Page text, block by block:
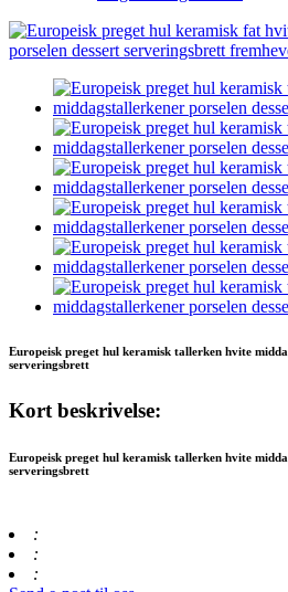
Europeisk preget hul keramisk tallerken hvite
serveringsbrett
Kort beskrivelse:
Europeisk preget hul keramisk tallerken hvite
serveringsbrett
:
:
: